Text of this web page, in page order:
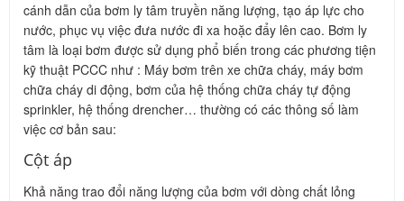
cánh dẫn của bơm ly tâm truyền năng lượng, tạo áp lực cho
nước, phục vụ việc đưa nước đi xa hoặc đẩy lên cao. Bơm ly
tâm là loại bơm được sử dụng phổ biến trong các phương tiện
kỹ thuật PCCC như : Máy bơm trên xe chữa cháy, máy bơm
chữa cháy di động, bơm của hệ thống chữa cháy tự động
sprinkler, hệ thống drencher… thường có các thông số làm
việc cơ bản sau:
Cột áp
Khả năng trao đổi năng lượng của bơm với dòng chất lỏng